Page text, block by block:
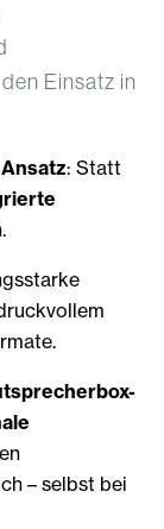
Einsatz in
: Statt
– selbst bei